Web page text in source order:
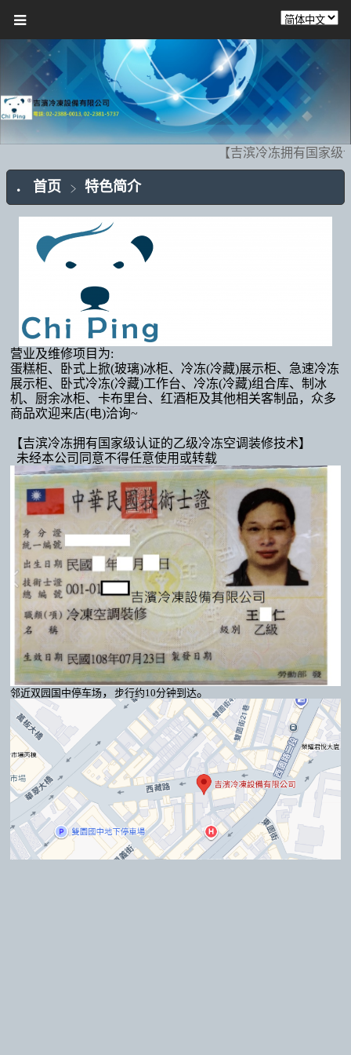
【吉滨冷冻拥有国家级
首页 特色简介
营业及维修项目为:
蛋糕柜、卧式上掀(玻璃)冰柜、冷冻(冷藏)展示柜、急速冷冻
展示柜、卧式冷冻(冷藏)工作台、冷冻(冷藏)组合库、 制冰
机、厨余冰柜、卡布里台、 红酒柜及其他相关客制品，众多
商品欢迎来店(电)洽询~
【吉滨冷冻拥有国家级认证的乙级冷冻空调装修技术】
未经本公司同意不得任意使用或转载
邻近双园国中停车场， 步行约10分钟到达。